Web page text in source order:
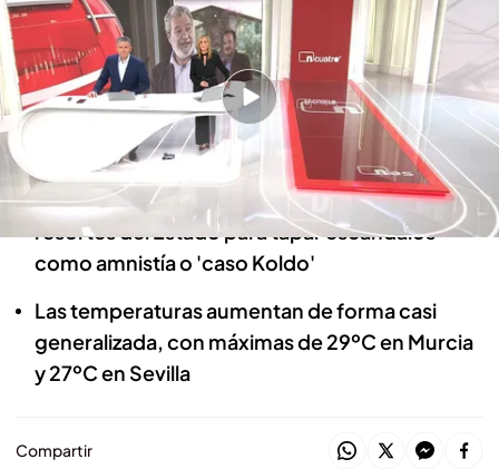
Redacción digital Noticias Cuatro
17 MAR 2024 - 09:55h.
¿Quién filtró antes los presuntos delitos de
fraude del novio de Isabel Díaz Ayuso?
El PP afea que el Gobierno use "todos los
resortes del Estado para tapar escándalos"
como amnistía o 'caso Koldo'
Las temperaturas aumentan de forma casi
generalizada, con máximas de 29ºC en Murcia
y 27ºC en Sevilla
Compartir